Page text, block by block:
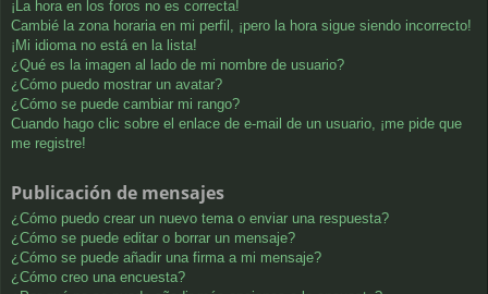
¡La hora en los foros no es correcta!
Cambié la zona horaria en mi perfil, ¡pero la hora sigue siendo incorrecto!
¡Mi idioma no está en la lista!
¿Qué es la imagen al lado de mi nombre de usuario?
¿Cómo puedo mostrar un avatar?
¿Cómo se puede cambiar mi rango?
Cuando hago clic sobre el enlace de e-mail de un usuario, ¡me pide que
me registre!
Publicación de mensajes
¿Cómo puedo crear un nuevo tema o enviar una respuesta?
¿Cómo se puede editar o borrar un mensaje?
¿Cómo se puede añadir una firma a mi mensaje?
¿Cómo creo una encuesta?